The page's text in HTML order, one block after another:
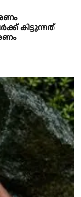
കിട്ടുന്നത്